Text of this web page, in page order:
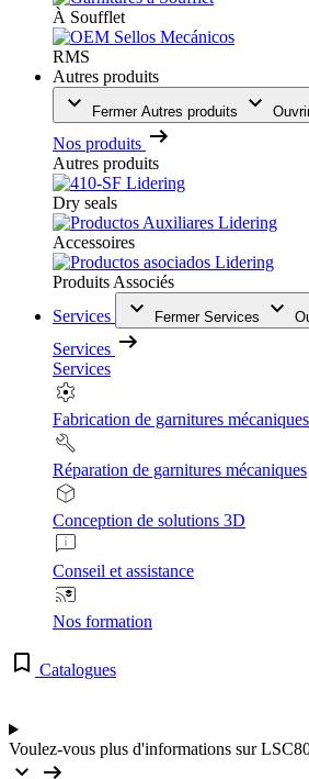
À Soufflet
RMS
Autres produits
Fermer Autres produits
Nos produits
Autres produits
Dry seals
Accessoires
Produits Associés
Services
Fermer Services
Services
Services
Fabrication de garnitures mécaniques
Réparation de garnitures mécaniques
Conception de solutions 3D
Conseil et assistance
Nos formation
Catalogues
Voulez-vous plus d'informations sur